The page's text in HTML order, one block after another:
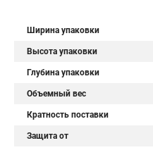
Ширина упаковки
Высота упаковки
Глубина упаковки
Объемный вес
Кратность поставки
Защита от